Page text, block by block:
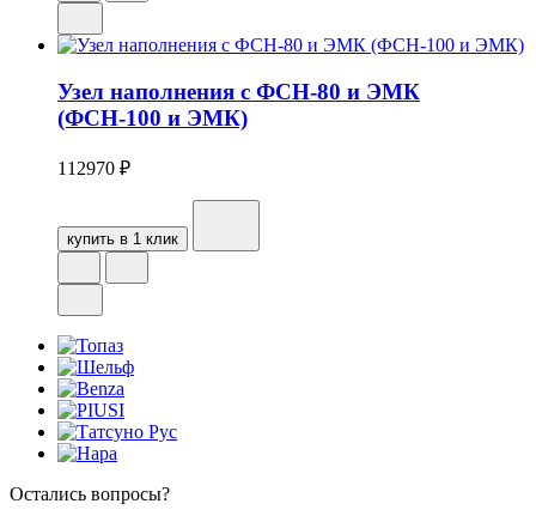
Узел наполнения с ФСН-80 и ЭМК
(ФСН-100 и ЭМК)
112970 ₽
купить в 1 клик
Остались вопросы?